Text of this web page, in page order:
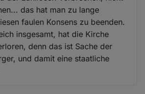
das hat man zu lange
faulen Konsens zu beenden.
insgesamt, hat die Kirche
denn das ist Sache der
und damit eine staatliche